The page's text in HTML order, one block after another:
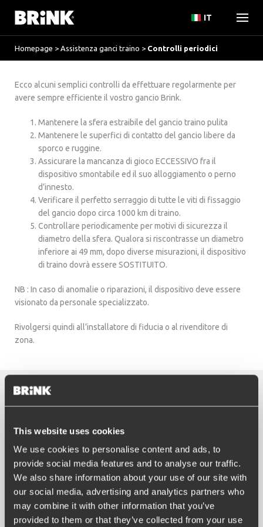
This website uses cookies
We use cookies to personalise content and ads, to
provide social media features and to analyse our traffic.
We also share information about your use of our site with
our social media, advertising and analytics partners who
may combine it with other information that you’ve
provided to them or that they’ve collected from your use
IT
Homepage > Assistenza ganci traino > Controlli periodici
Ecco alcuni semplici controlli da effettuare regolarmente per
avere sempre efficiente il vostro gancio Brink.
Mantenere la sfera estraibile del gancio traino pulita
Mantenere le superfici di contatto del gancio libere da
sporco e ruggine.
Assicurare la mancanza di gioco ECCESSIVO fra il
dispositivo smontabile ed il suo alloggiamento o perno
d’innesto.
Verificare il perfetto serraggio di tutte le viti di fissaggio
del gancio dopo circa 1000 km di traino.
Controllare periodicamente per motivi di sicurezza il
diametro della sfera. Qualora si riscontrasse un diametro
inferiore ai 49 mm, dopo diverse misurazioni, il dispositivo
di traino dovrà essere SOSTITUITO.
NB : In caso di anomalie o riparazioni, il dispositivo deve essere
visionato da personale specializzato.
Rivolgersi quindi all’installatore di fiducia o al rivenditore di
zona.